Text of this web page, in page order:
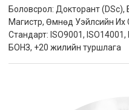
Боловсрол: Докторант
Магистр, Өмнөд Уэйлсийн Их
Стандарт: ISO9001,
БОНЗ, +20 жилийн туршлага